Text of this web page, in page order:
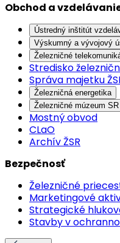
Obchod a
Ústredný inštitút
Výskumný a vývojový
Železničné
Stredisko
Správa majetku
Železničná energetika
Železničné múzeum SR
Mostný obvod
CLaO
Archív ŽSR
Bezpečnosť
Železničné
Marketingové
Strategické
Stavby v